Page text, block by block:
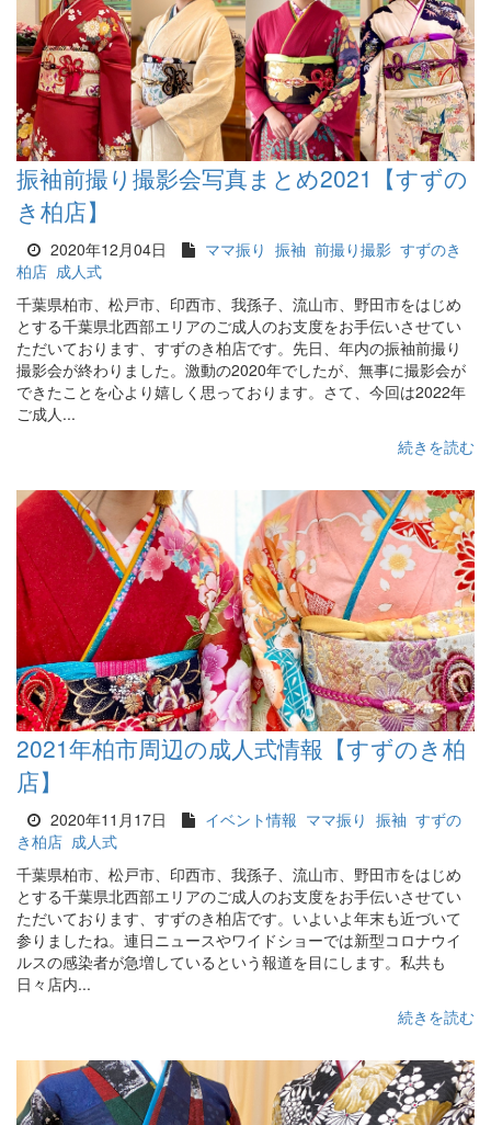
振袖前撮り撮影会写真まとめ2021【すずの
き柏店】
2020年12月04日 ママ振り 振袖 前撮り撮影 すずのき
柏店 成人式
千葉県柏市、松戸市、印西市、我孫子、流山市、野田市をはじめ
とする千葉県北西部エリアのご成人のお支度をお手伝いさせてい
ただいております、すずのき柏店です。先日、年内の振袖前撮り
撮影会が終わりました。激動の2020年でしたが、無事に撮影会が
できたことを心より嬉しく思っております。さて、今回は2022年
ご成人...
続きを読む
2021年柏市周辺の成人式情報【すずのき柏
店】
2020年11月17日 イベント情報 ママ振り 振袖 すずの
き柏店 成人式
千葉県柏市、松戸市、印西市、我孫子、流山市、野田市をはじめ
とする千葉県北西部エリアのご成人のお支度をお手伝いさせてい
ただいております、すずのき柏店です。いよいよ年末も近づいて
参りましたね。連日ニュースやワイドショーでは新型コロナウイ
ルスの感染者が急増しているという報道を目にします。私共も
日々店内...
続きを読む